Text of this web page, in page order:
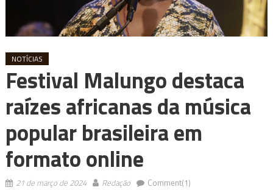
NOTÍCIAS
Festival Malungo destaca
raízes africanas da música
popular brasileira em
formato online
21 de março de 2024 Redação Comment(1)